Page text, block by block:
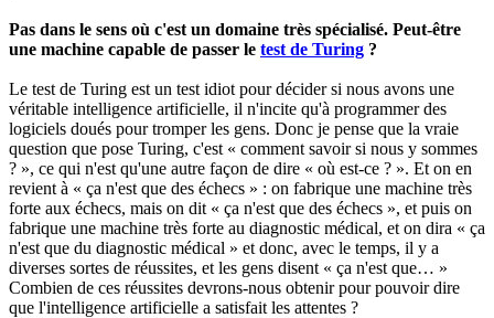
Pas dans le sens où c'est un domaine très spécialisé. Peut-être
une machine capable de passer le test de Turing ?
Le test de Turing est un test idiot pour décider si nous avons une
véritable intelligence artificielle, il n'incite qu'à programmer des
logiciels doués pour tromper les gens. Donc je pense que la vraie
question que pose Turing, c'est « comment savoir si nous y sommes
? », ce qui n'est qu'une autre façon de dire « où est-ce ? ». Et on en
revient à « ça n'est que des échecs » : on fabrique une machine très
forte aux échecs, mais on dit « ça n'est que des échecs », et puis on
fabrique une machine très forte au diagnostic médical, et on dira « ça
n'est que du diagnostic médical » et donc, avec le temps, il y a
diverses sortes de réussites, et les gens disent « ça n'est que… »
Combien de ces réussites devrons-nous obtenir pour pouvoir dire
que l'intelligence artificielle a satisfait les attentes ?